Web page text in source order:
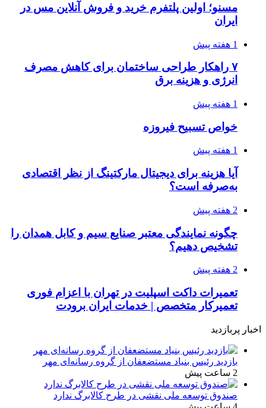
مسنو؛ اولین پلتفرم خرید و فروش آنلاین مس در
ایران
1 هفته پیش
۷ راهکار طراحی ساختمان برای کاهش مصرف
انرژی و هزینه برق
1 هفته پیش
خواص تسبیح فیروزه
1 هفته پیش
آیا هزینه برای دیجیتال مارکتینگ از نظر اقتصادی
به‌صرفه است؟
2 هفته پیش
چگونه نمایندگی معتبر صنایع سیم و کابل همدان را
تشخیص دهیم؟
2 هفته پیش
تعمیرات داکت اسپلیت در تهران با اعزام فوری
تعمیرکار متخصص | خدمات ایران برودت
اخبار پربازدید
بازدید رئیس بنیاد مستضعفان از گروه رسانه‌ای مهر
2 ساعت پیش
صندوق توسعه ملی نقشی در طرح کالابرگ ندارد